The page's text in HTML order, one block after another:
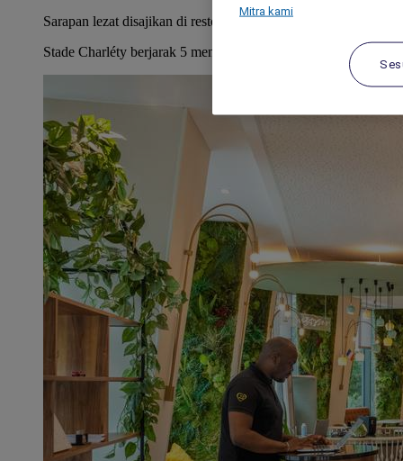
Sarapan lezat disajikan di restoran kami mulai pukul 06.30
Stade Charléty berjarak 5 menit, akses langsung ke bandara
Mitra kami